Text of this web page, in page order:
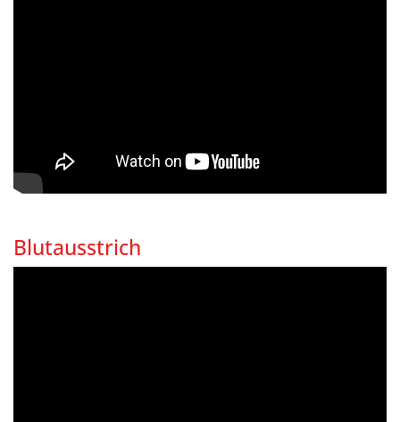
Blutausstrich